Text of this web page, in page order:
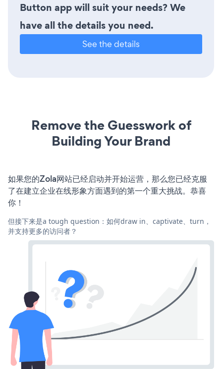
Button app will suit your needs? We
have all the details you need.
See the details
Remove the Guesswork of
Building Your Brand
如果您的Zola网站已经启动并开始运营，那么您已经克服
了在建立企业在线形象方面遇到的第一个重大挑战。恭喜
你！
但接下来是a tough question：如何draw in、captivate、turn，
并支持更多的访问者？